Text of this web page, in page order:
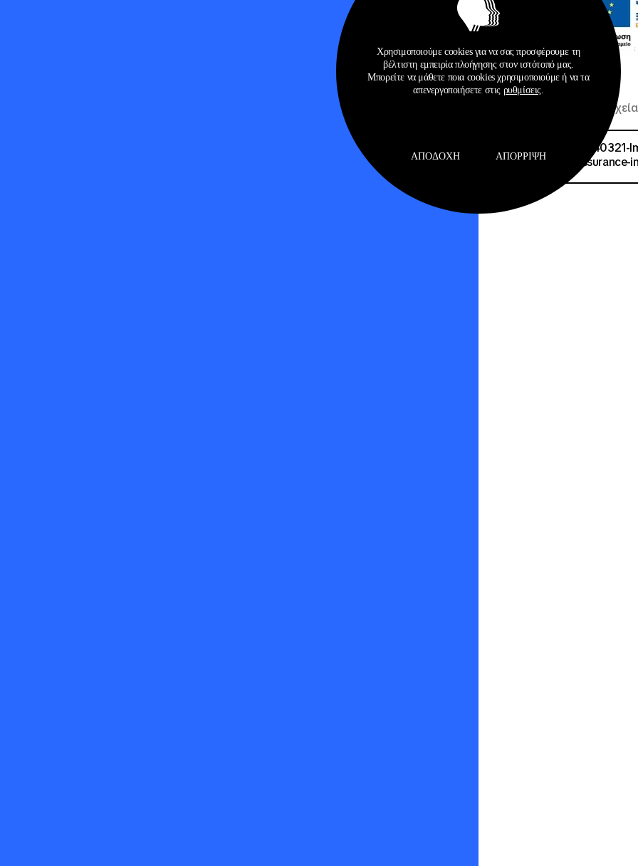
Σχετικά Αρχεία
Assurance-
Χρησιμοποιούμε cookies για να σας προσφέρουμε τη
βέλτιστη εμπειρία πλοήγησης στον ιστότοπό μας.
Μπορείτε να μάθετε ποια cookies χρησιμοποιούμε ή να τα
απενεργοποιήσετε στις ρυθμίσεις.
ΑΠΟΔΟΧΉ ΑΠΌΡΡΙΨΗ